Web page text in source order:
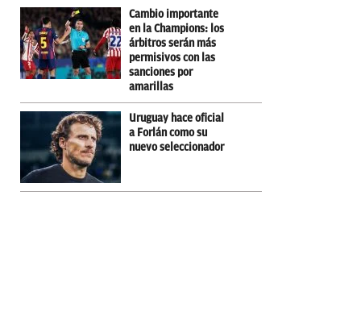
Cambio importante
en la Champions: los
árbitros serán más
permisivos con las
sanciones por
amarillas
Uruguay hace oficial
a Forlán como su
nuevo seleccionador